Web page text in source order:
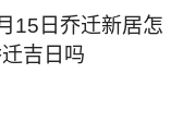
15日乔迁新居怎
吉日吗